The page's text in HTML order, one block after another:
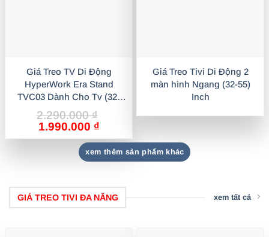
Giá Treo TV Di Động
HyperWork Era Stand
TVC03 Dành Cho Tv (32-
86) Inch
2.290.000₫
Giá
gốc
2.290.000 ₫.
1.990.000 ₫Giá
hiện
tại
là:
Giá Treo Tivi Di Động 2
màn hình Ngang (32-55)
Inch
xem thêm sản phẩm khác
GIÁ TREO TIVI ĐA NĂNG xem tất cả